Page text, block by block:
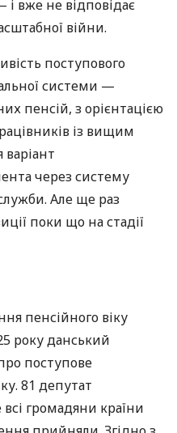
вже не відповідає
війни.
поступового
системи —
пенсій, з орієнтацією
із вищим
варіант
через систему
Але ще раз
поки що на стадії
пенсійного віку
року данський
поступове
81 депутат
всі громадяни країни